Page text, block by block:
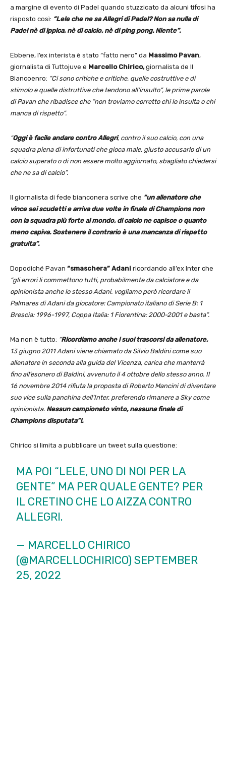
a margine di evento di Padel quando stuzzicato da alcuni tifosi ha
risposto così: “Lele che ne sa Allegri di Padel? Non sa nulla di
Padel nè di ippica, nè di calcio, nè di ping pong. Niente”.
Ebbene, l’ex interista è stato “fatto nero” da Massimo Pavan,
giornalista di Tuttojuve e Marcello Chirico,giornalista de Il
Biancoenro: “Ci sono critiche e critiche, quelle costruttive e di
stimolo e quelle distruttive che tendono all’insulto”, le prime parole
di Pavan che ribadisce che “non troviamo corretto chi lo insulta o chi
manca di rispetto”.
“Oggi è facile andare contro Allegri, contro il suo calcio, con una
squadra piena di infortunati che gioca male, giusto accusarlo di un
calcio superato o di non essere molto aggiornato, sbagliato chiedersi
che ne sa di calcio”.
Il giornalista di fede bianconera scrive che “un allenatore che
vince sei scudetti e arriva due volte in finale di Champions non
con la squadra più forte al mondo, di calcio ne capisce o quanto
meno capiva. Sostenere il contrario è una mancanza di rispetto
gratuita”.
Dopodiché Pavan “smaschera” Adani ricordando all’ex Inter che
“gli errori li commettono tutti, probabilmente da calciatore e da
opinionista anche lo stesso Adani. vogliamo però ricordare il
Palmares di Adani da giocatore: Campionato italiano di Serie B: 1
Brescia: 1996-1997, Coppa Italia: 1 Fiorentina: 2000-2001 e basta”.
Ma non è tutto: “Ricordiamo anche i suoi trascorsi da allenatore,
13 giugno 2011 Adani viene chiamato da Silvio Baldini come suo
allenatore in seconda alla guida del Vicenza, carica che manterrà
fino all’esonero di Baldini, avvenuto il 4 ottobre dello stesso anno. Il
16 novembre 2014 rifiuta la proposta di Roberto Mancini di diventare
suo vice sulla panchina dell’Inter, preferendo rimanere a Sky come
opinionista. Nessun campionato vinto, nessuna finale di
Champions disputata”!.
Chirico si limita a pubblicare un tweet sulla questione:
MA POI “LELE, UNO DI NOI PER LA
GENTE” MA PER QUALE GENTE? PER
IL CRETINO CHE LO AIZZA CONTRO
ALLEGRI.
— MARCELLO CHIRICO
(@MARCELLOCHIRICO)SEPTEMBER
25, 2022